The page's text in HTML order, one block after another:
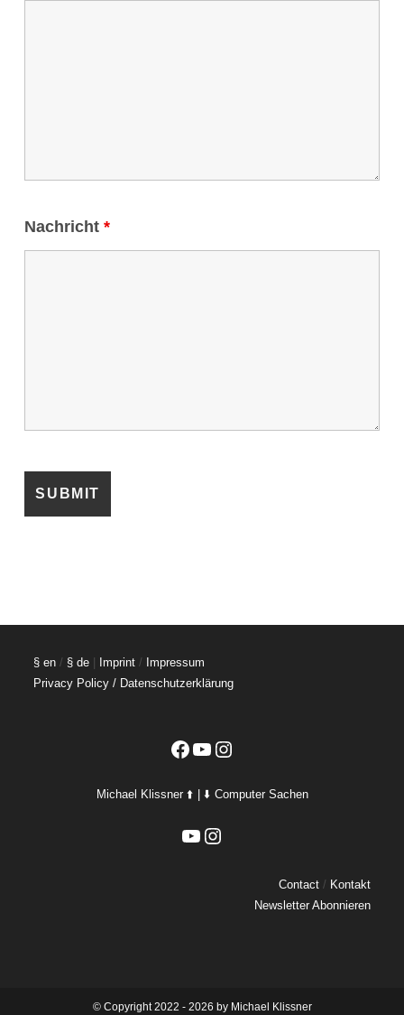
Nachricht*
§ en / § de Imprint / Impressum
Privacy Policy / Datenschutzerklärung
Facebook
YouTubeInstagram
Michael Klissner ⬆️ | ⬇️ Computer Sachen
YouTubeInstagram
Contact/ Kontakt
Newsletter Abonnieren
©️ Copyright 2022 - 2026 by Michael Klissner